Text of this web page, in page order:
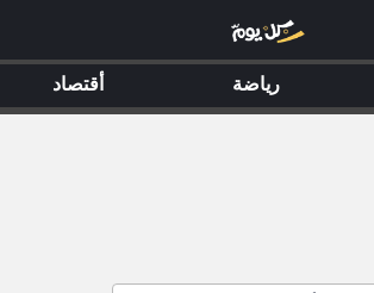
رياضة أقتصاد